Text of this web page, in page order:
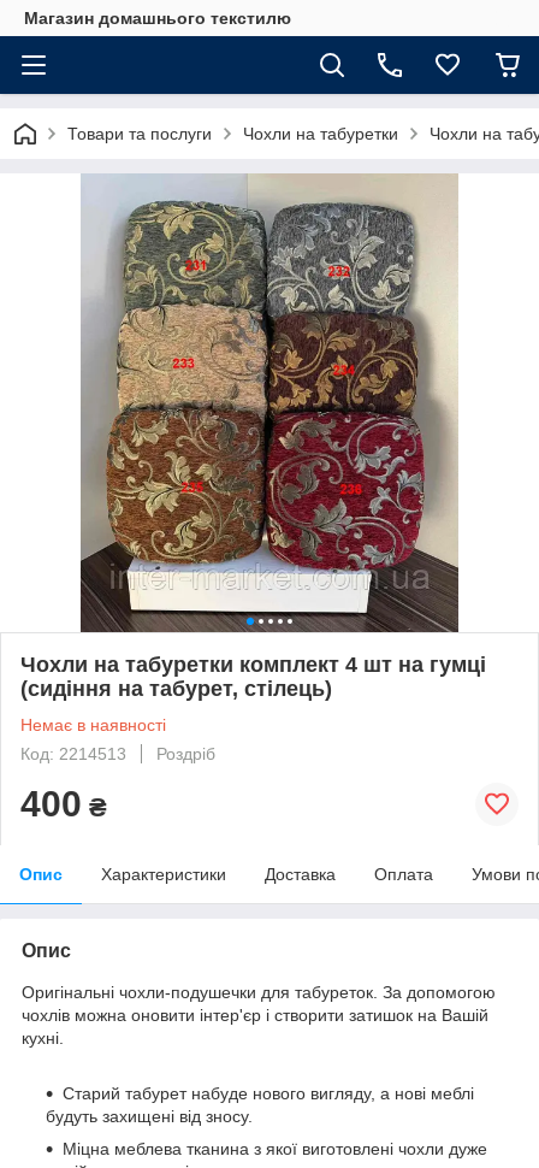
Магазин домашнього текстилю
Товари та послуги Чохли на табуретки Чохли на
Чохли на табуретки комплект 4 шт на гумці
(сидіння на табурет, стілець)
Немає в наявності
Код: 2214513
Роздріб
400 ₴
Опис Характеристики Доставка Оплата Умови
Опис
Оригінальні чохли-подушечки для табуреток. За допомогою
чохлів можна оновити інтер'єр і створити затишок на Вашій
кухні.
Старий табурет набуде нового вигляду, а нові меблі
будуть захищені від зносу.
Міцна меблева тканина з якої виготовлені чохли дуже